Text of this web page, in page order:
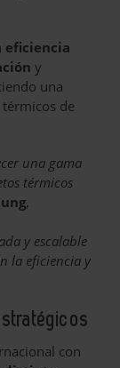
eficiencia
y
una
de
una gama
térmicos
,
y escalable
la eficiencia y
con